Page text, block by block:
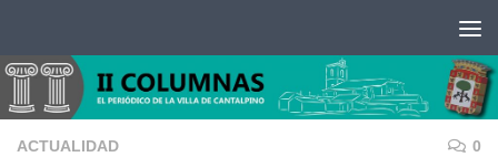
ACTUALIDAD 0